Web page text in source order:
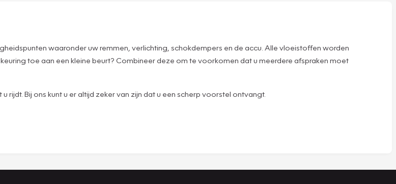
waaronder uw remmen, verlichting, schokdempers en de accu. Alle vloeistoffen worden
toe aan een kleine beurt? Combineer deze om te voorkomen dat u meerdere afspraken moet
Bij ons kunt u er altijd zeker van zijn dat u een scherp voorstel ontvangt.